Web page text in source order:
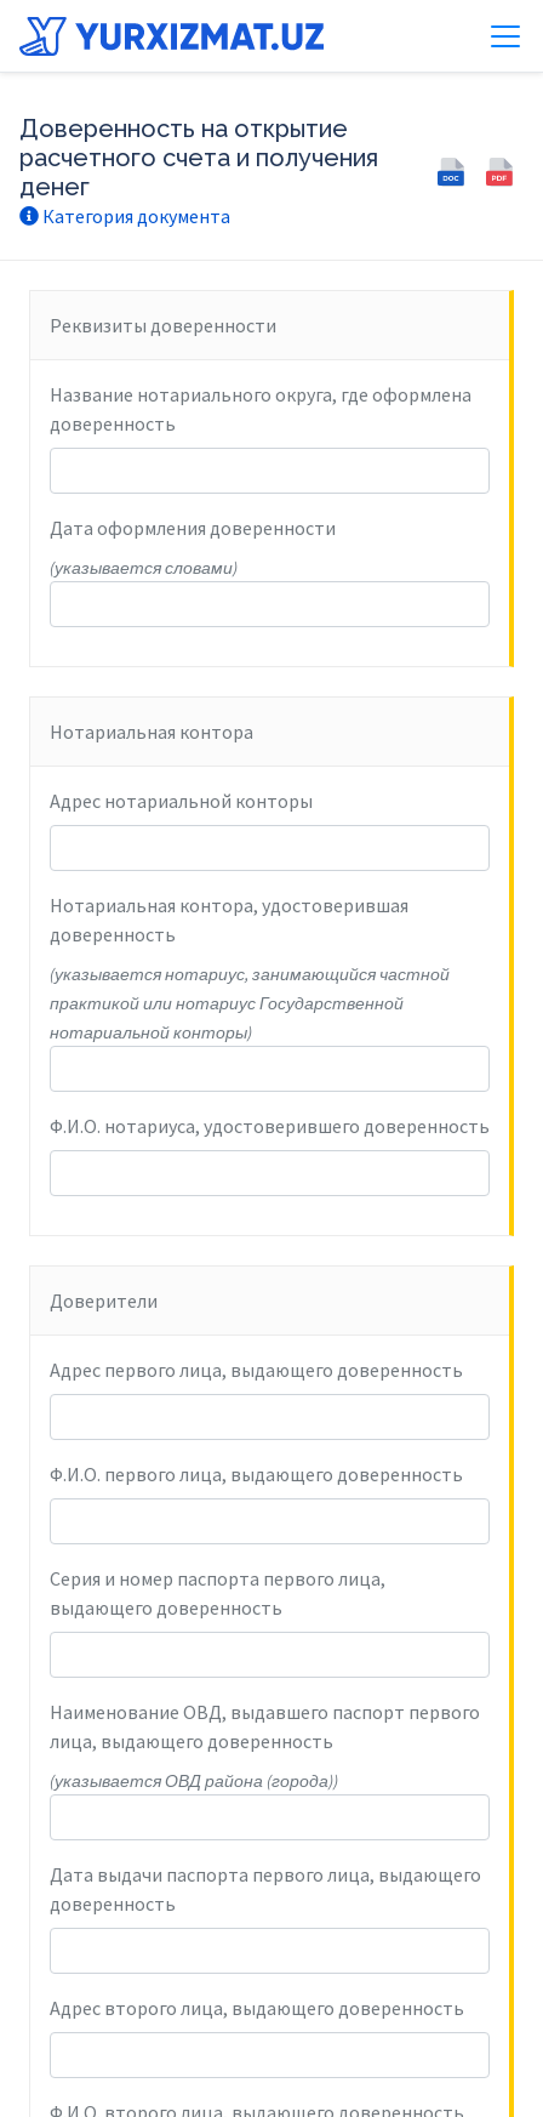
Доверенность на открытие
расчетного счета и получения
денег
Категория документа
Реквизиты доверенности
Название нотариального округа, где оформлена
доверенность
Дата оформления доверенности
(указывается словами)
Нотариальная контора
Адрес нотариальной конторы
Нотариальная контора, удостоверившая
доверенность
(указывается нотариус, занимающийся частной
практикой или нотариус Государственной
нотариальной конторы)
Ф.И.О. нотариуса, удостоверившего доверенность
Доверители
Адрес первого лица, выдающего доверенность
Ф.И.О. первого лица, выдающего доверенность
Серия и номер паспорта первого лица,
выдающего доверенность
Наименование ОВД, выдавшего паспорт первого
лица, выдающего доверенность
(указывается ОВД района (города))
Дата выдачи паспорта первого лица, выдающего
доверенность
Адрес второго лица, выдающего доверенность
Ф.И.О. второго лица, выдающего доверенность